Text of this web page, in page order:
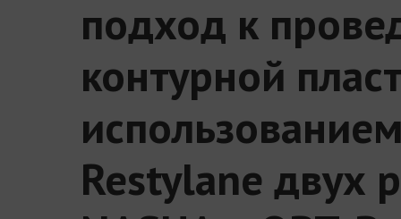
подход к
контурной
Restylane двух